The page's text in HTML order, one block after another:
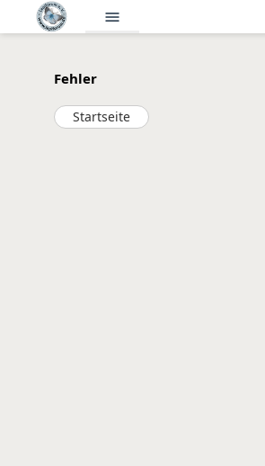
menu
Fehler
Startseite